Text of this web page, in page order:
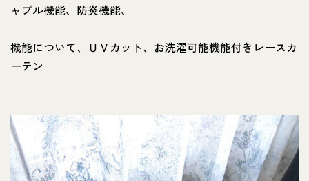
ャブル機能、防炎機能、
機能について、ＵＶカット、お洗濯可能機能付きレースカ
ーテン